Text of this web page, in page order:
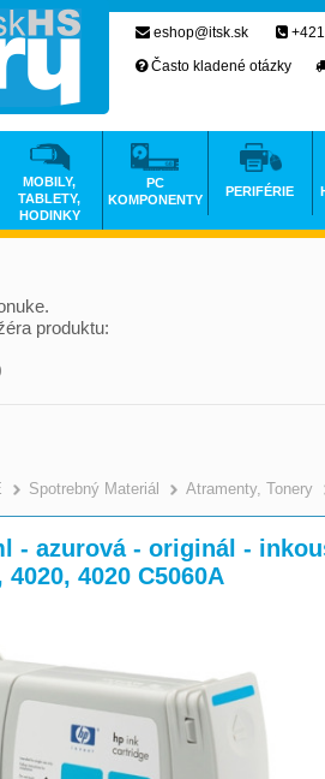
produktu:
>
Spotrebný Materiál >
Atramenty, Tonery
- azurová - originál -
4020, 4020 C5060A
eshop@itsk.sk
Často kladené otázky
MOBILY,
TABLETY,
HODINKY
PC
KOMPONENTY
PERIFÉRIE